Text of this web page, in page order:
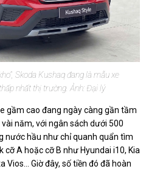
Skoda Kushaq đang là mẫu xe
nhất thị trường. Ảnh: Đại lý
gầm cao đang ngày càng gần tầm
năm, với ngân sách dưới 500
nước hầu như chỉ quanh quẩn tìm
A hoặc cỡ B như Hyundai i10, Kia
Vios... Giờ đây, số tiền đó đã hoàn